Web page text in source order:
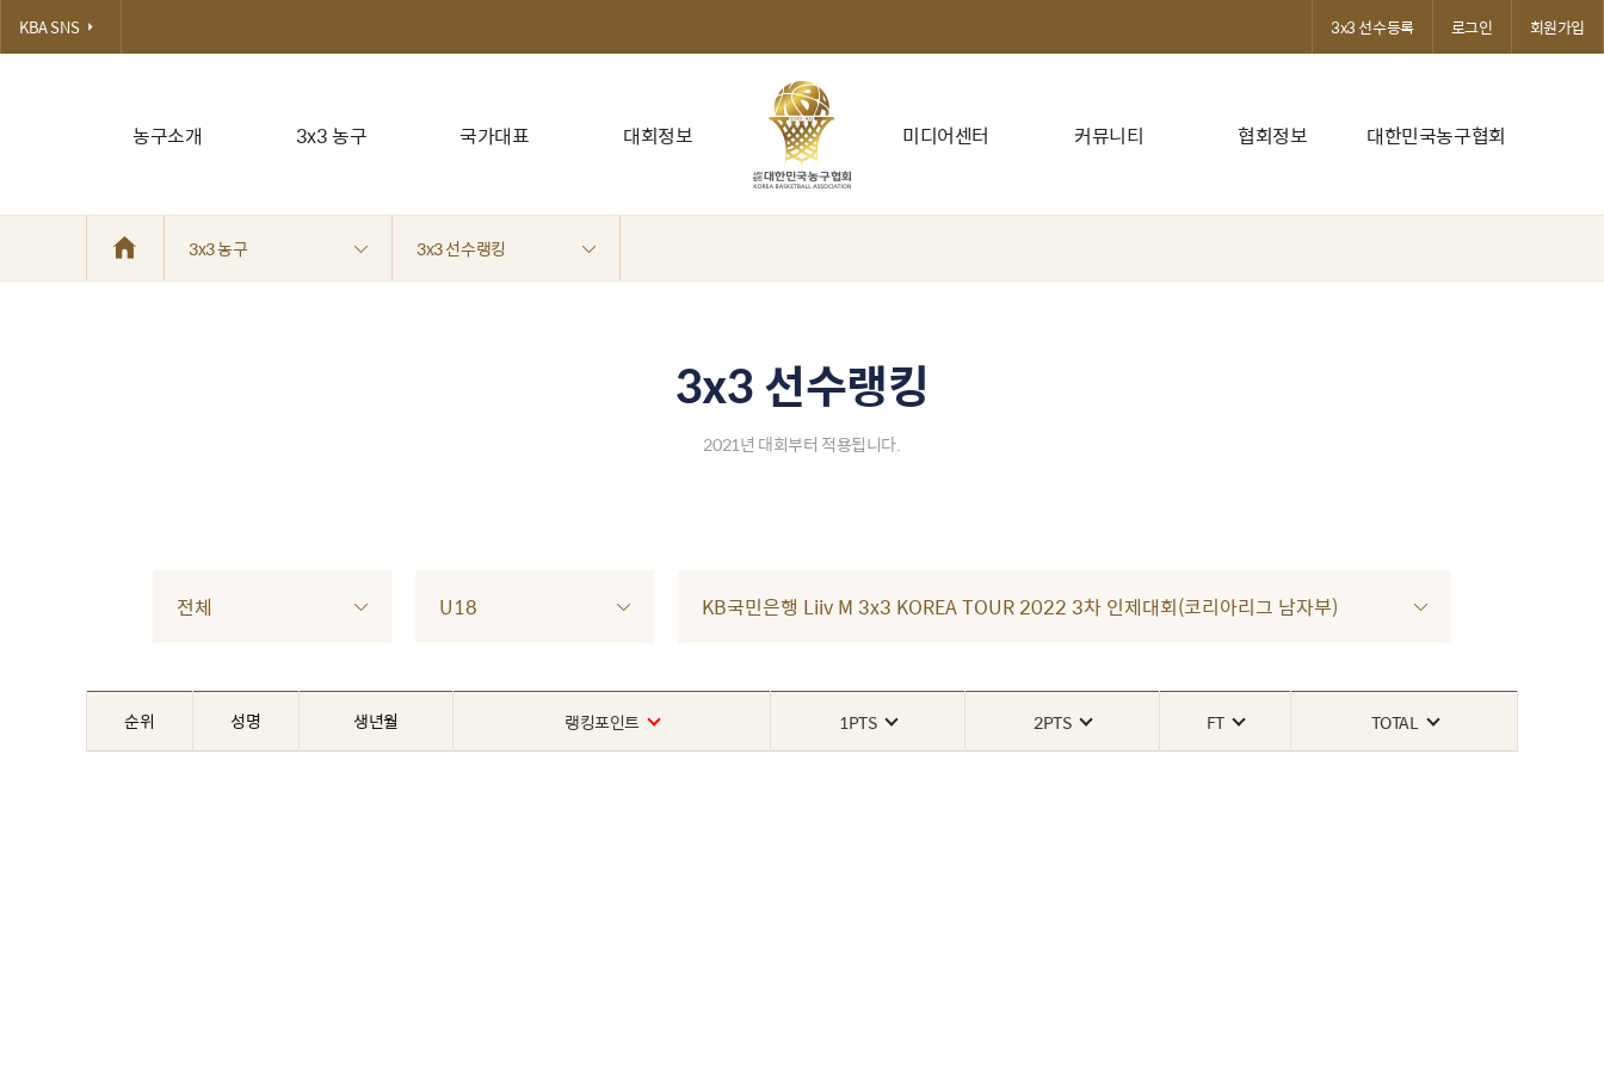
농구소개 3x3 농구 국가대표 대회정보 미디어센터 커뮤니티 협회정보 대한민국농구협회
KBA SNS 3x3 선수등록 로그인 회원가입
3x3 농구 3x3 선수랭킹
3x3 선수랭킹
2021년 대회부터 적용됩니다.
전체 U18 KB국민은행 Liiv M 3x3 KOREA TOUR 2022 3차 인제대회(코리아리그 남자부)
순위 성명 생년월 랭킹포인트 1PTS 2PTS FT TOTAL